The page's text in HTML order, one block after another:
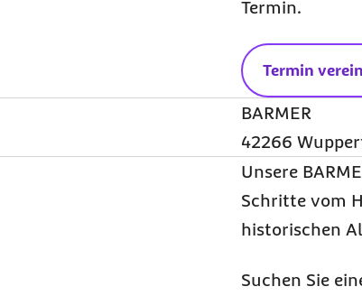
Termin.
Termin
BARMER
42266
Unsere
Schritte vom
historischen
Suchen Sie